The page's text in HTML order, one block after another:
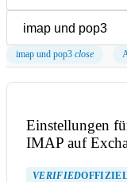
imap und pop3 close
Einstellungen
IMAP auf
VERIFIED